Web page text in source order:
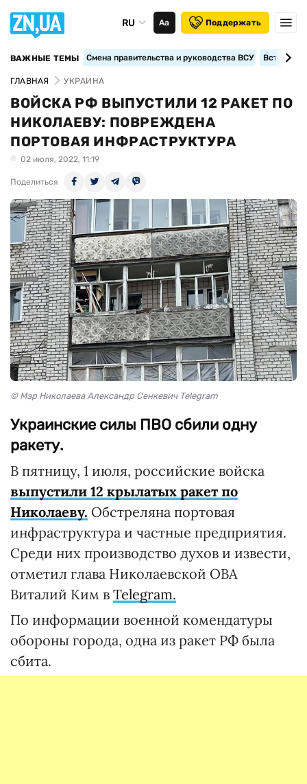
RU Аа Поддержать
ВАЖНЫЕ ТЕМЫ Смена правительства и руководства ВСУ
ГЛАВНАЯ УКРАИНА
ВОЙСКА РФ ВЫПУСТИЛИ 12 РАКЕТ ПО
НИКОЛАЕВУ: ПОВРЕЖДЕНА
ПОРТОВАЯ ИНФРАСТРУКТУРА
02 июля, 2022, 11:19
Поделиться
© Мэр Николаева Александр Сенкевич Telegram
Украинские силы ПВО сбили одну
ракету.
В пятницу, 1 июля, российские войска
выпустили 12 крылатых ракет по
Николаеву. Обстреляна портовая
инфраструктура и частные предприятия.
Среди них производство духов и извести,
отметил глава Николаевской ОВА
Виталий Ким в Telegram.
По информации военной комендатуры
обороны города, одна из ракет РФ была
сбита.